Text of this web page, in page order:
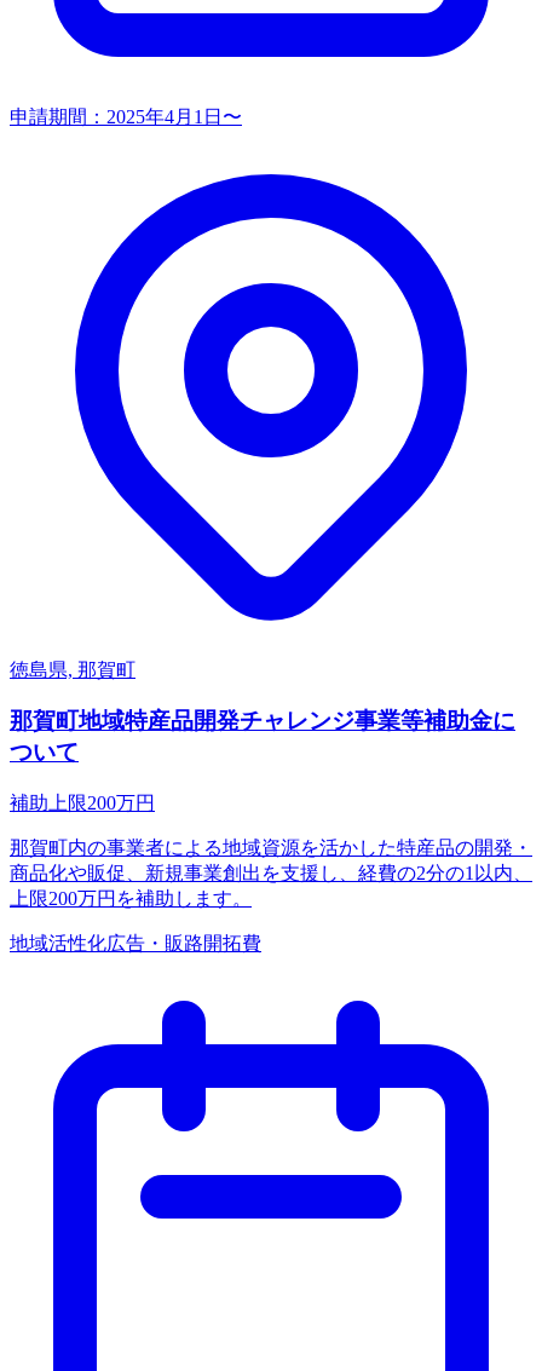
申請期間： 2025年4月1日〜
徳島県, 那賀町
那賀町地域特産品開発チャレンジ事業等補助金に
ついて
補助上限200万円
那賀町内の事業者による地域資源を活かした特産品の開発・
商品化や販促、新規事業創出を支援し、経費の2分の1以内、
上限200万円を補助します。
地域活性化広告・販路開拓費